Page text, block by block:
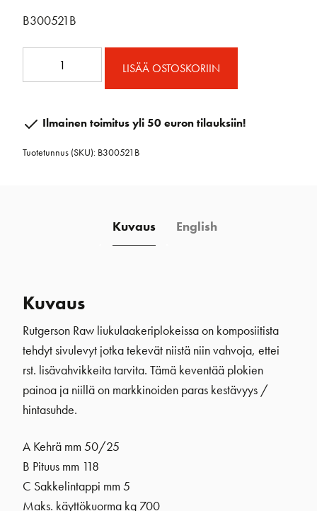
B300521B
määrä
LISÄÄ OSTOSKORIIN
Ilmainen toimitus yli 50 euron tilauksiin!
Tuotetunnus (SKU): B300521B
Kuvaus English
Kuvaus
Rutgerson Raw liukulaakeriplokeissa on komposiitista
tehdyt sivulevyt jotka tekevät niistä niin vahvoja, ettei
rst. lisävahvikkeita tarvita. Tämä keventää plokien
painoa ja niillä on markkinoiden paras kestävyys /
hintasuhde.
A Kehrä mm 50/25
B Pituus mm 118
C Sakkelintappi mm 5
Maks. käyttökuorma kg 700